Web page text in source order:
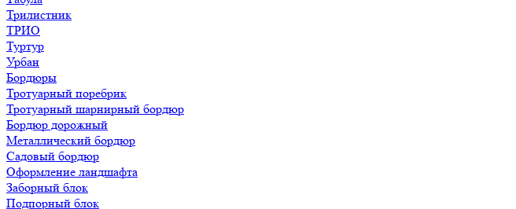
Трилистник
ТРИО
Туртур
Урбан
Бордюры
Тротуарный поребрик
Тротуарный шарнирный бордюр
Бордюр дорожный
Металлический бордюр
Садовый бордюр
Оформление ландшафта
Заборный блок
Подпорный блок